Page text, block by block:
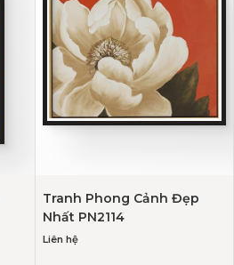
Tranh Phong Cảnh Đẹp
Nhất PN2114
Liên hệ